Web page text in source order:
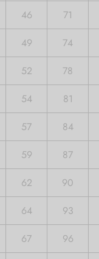
46 71
49 74
52 78
54 81
57 84
59 87
62 90
64 93
67 96